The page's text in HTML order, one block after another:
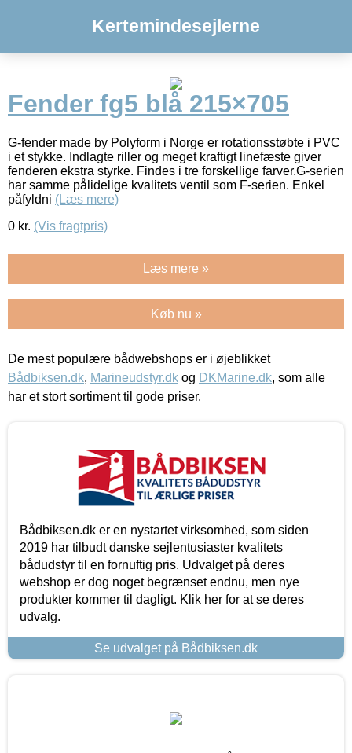
Kertemindesejlerne
Fender fg5 blå 215×705
G-fender made by Polyform i Norge er rotationsstøbte i PVC
i et stykke. Indlagte riller og meget kraftigt linefæste giver
fenderen ekstra styrke. Findes i tre forskellige farver.G-serien
har samme pålidelige kvalitets ventil som F-serien. Enkel
påfyldni (Læs mere)
0 kr. (Vis fragtpris)
Læs mere »
Køb nu »
De mest populære bådwebshops er i øjeblikket
Bådbiksen.dk, Marineudstyr.dk og DKMarine.dk, som alle
har et stort sortiment til gode priser.
Bådbiksen.dk er en nystartet virksomhed, som siden
2019 har tilbudt danske sejlentusiaster kvalitets
bådudstyr til en fornuftig pris. Udvalget på deres
webshop er dog noget begrænset endnu, men nye
produkter kommer til dagligt. Klik her for at se deres
udvalg.
Se udvalget på Bådbiksen.dk